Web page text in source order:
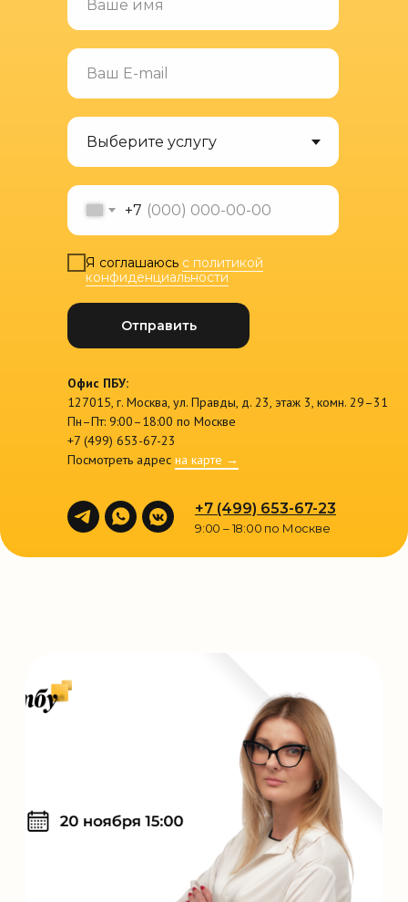
+7
Я соглашаюсь с политикой
конфиденциальности
Отправить
9:00 – 18:00 по Москве
+7 (499) 653-67-23
Офис ПБУ:
127015, г. Москва, ул. Правды, д. 23, этаж 3, комн. 29–31
Пн–Пт: 9:00–18:00 по Москве
+7 (499) 653-67-23
Посмотреть адрес на карте →